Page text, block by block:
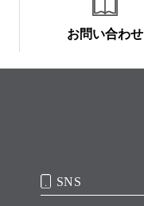
お問い合わせ
SNS